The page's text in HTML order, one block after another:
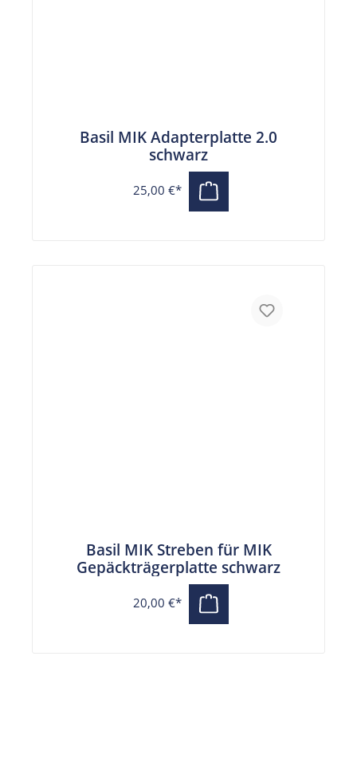
Basil MIK Adapterplatte 2.0
schwarz
25,00 €*
Basil MIK Streben für MIK
Gepäckträgerplatte schwarz
20,00 €*